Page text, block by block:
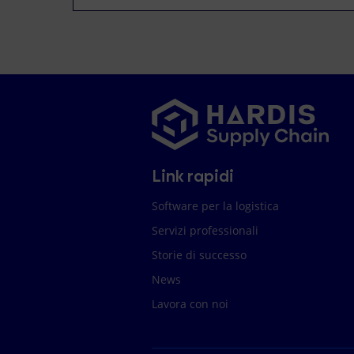
Link rapidi
Software per la logistica
Servizi professionali
Storie di successo
News
Lavora con noi